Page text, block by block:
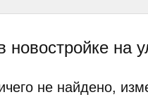
новостройке на
не найдено,